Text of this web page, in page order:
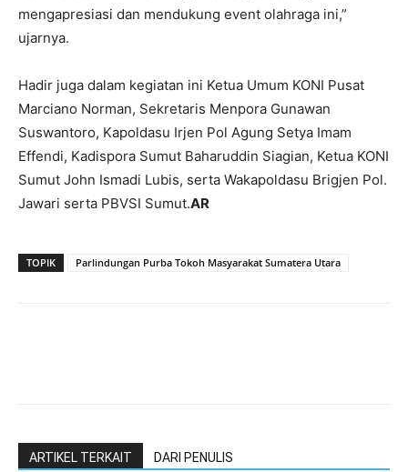
mengapresiasi dan mendukung event olahraga ini,”
ujarnya.
Hadir juga dalam kegiatan ini Ketua Umum KONI Pusat
Marciano Norman, Sekretaris Menpora Gunawan
Suswantoro, Kapoldasu Irjen Pol Agung Setya Imam
Effendi, Kadispora Sumut Baharuddin Siagian, Ketua KONI
Sumut John Ismadi Lubis, serta Wakapoldasu Brigjen Pol.
Jawari serta PBVSI Sumut.AR
TOPIK Parlindungan Purba Tokoh Masyarakat Sumatera Utara
ARTIKEL TERKAIT DARI PENULIS